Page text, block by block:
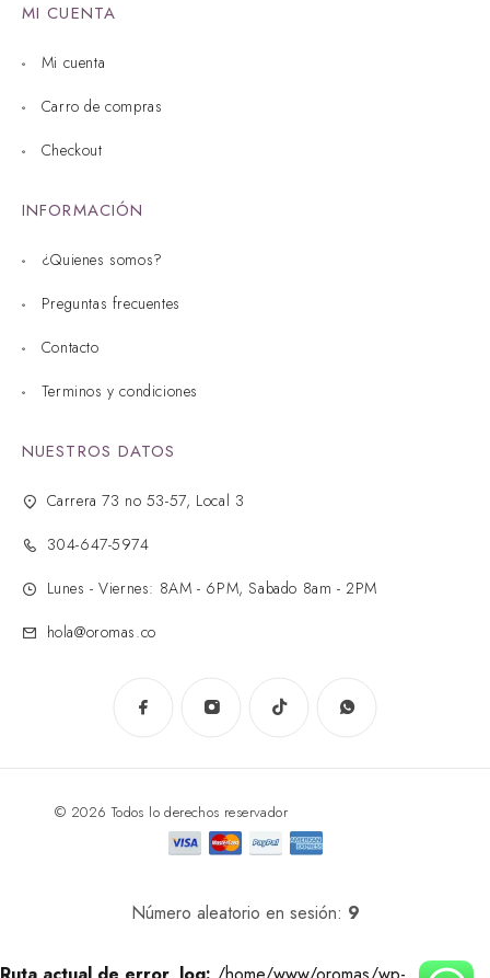
MI CUENTA
Mi cuenta
Carro de compras
Checkout
INFORMACIÓN
¿Quienes somos?
Preguntas frecuentes
Contacto
Terminos y condiciones
NUESTROS DATOS
Carrera 73 no 53-57, Local 3
304-647-5974
Lunes - Viernes: 8AM - 6PM, Sabado 8am - 2PM
hola@oromas.co
© 2026 Todos lo derechos reservador
Número aleatorio en sesión: 9